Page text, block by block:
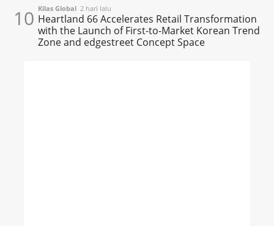
10 Kilas Global 2 hari lalu
Heartland 66 Accelerates Retail Transformation
with the Launch of First-to-Market Korean Trend
Zone and edgestreet Concept Space